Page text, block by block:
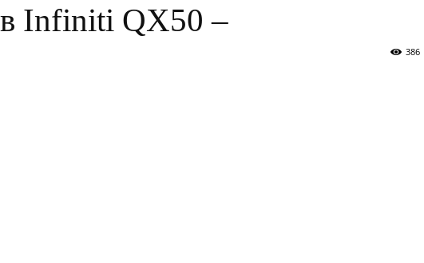
Infiniti QX50 –
386